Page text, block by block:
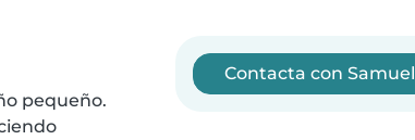
pequeño.
Contacta con Samuel